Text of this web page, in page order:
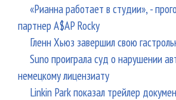
«Рианна работает в студии», -
партнер A$AP Rocky
Гленн Хьюз завершил свою
Suno проиграла суд о нарушении
немецкому лицензиату
Linkin Park показал трейлер